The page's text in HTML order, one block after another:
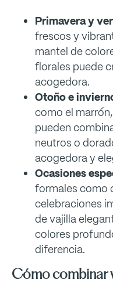
Primavera y
frescos y
mantel de
florales puede
acogedora.
Otoño e
como el
pueden
neutros o
acogedora y
Ocasiones
formales como
celebraciones
de vajilla
colores
diferencia.
Cómo combinar